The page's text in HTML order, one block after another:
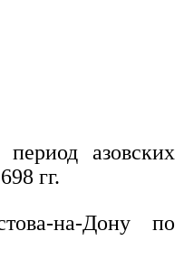
азовских
гг.
на-Дону по